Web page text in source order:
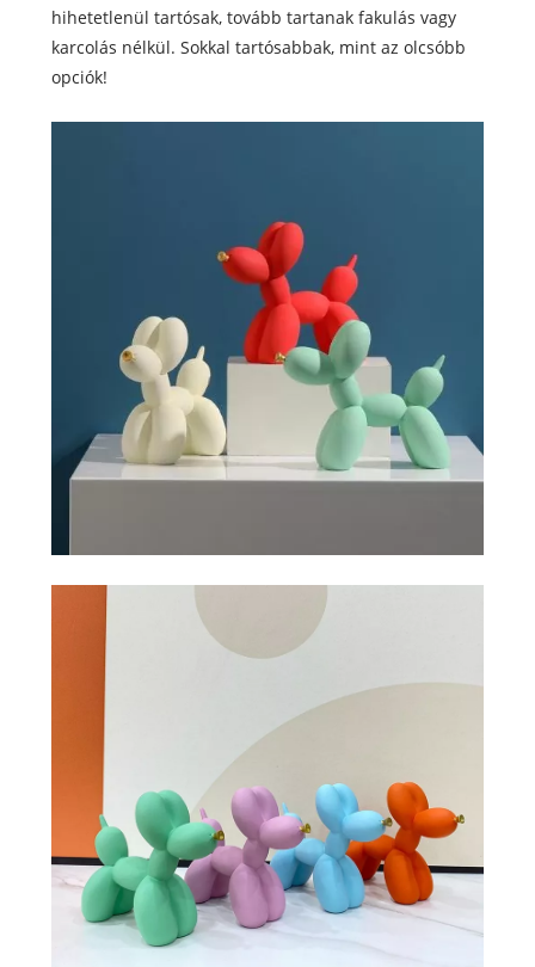
hihetetlenül tartósak, tovább tartanak fakulás vagy
karcolás nélkül. Sokkal tartósabbak, mint az olcsóbb
opciók!